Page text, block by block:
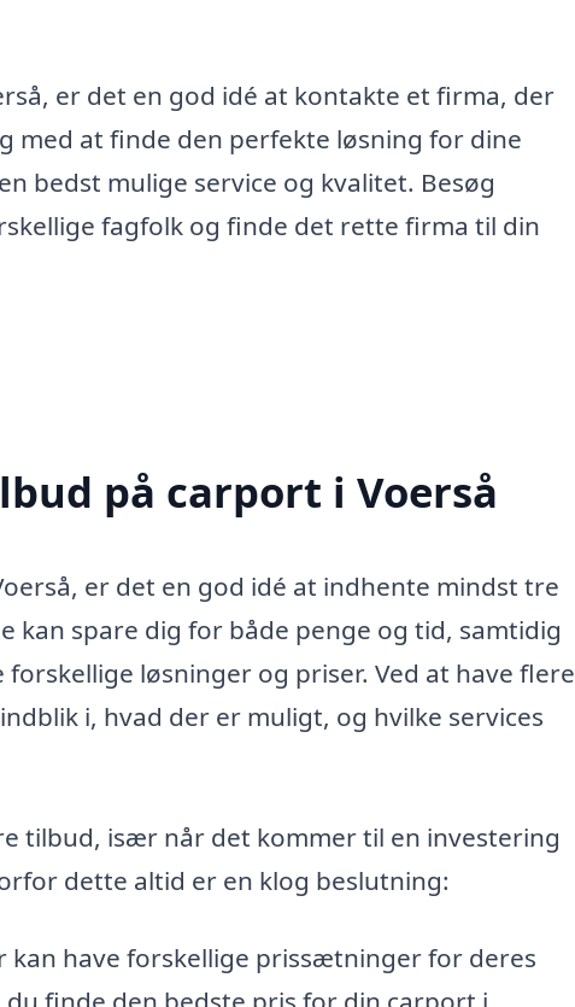
er det en god idé at kontakte et firma, der
med at finde den perfekte løsning for dine
bedst mulige service og kvalitet. Besøg
fagfolk og finde det rette firma til din
på carport i Voerså
er det en god idé at indhente mindst tre
spare dig for både penge og tid, samtidig
løsninger og priser. Ved at have flere
i, hvad der er muligt, og hvilke services
tilbud, især når det kommer til en investering
dette altid er en klog beslutning:
kan have forskellige prissætninger for deres